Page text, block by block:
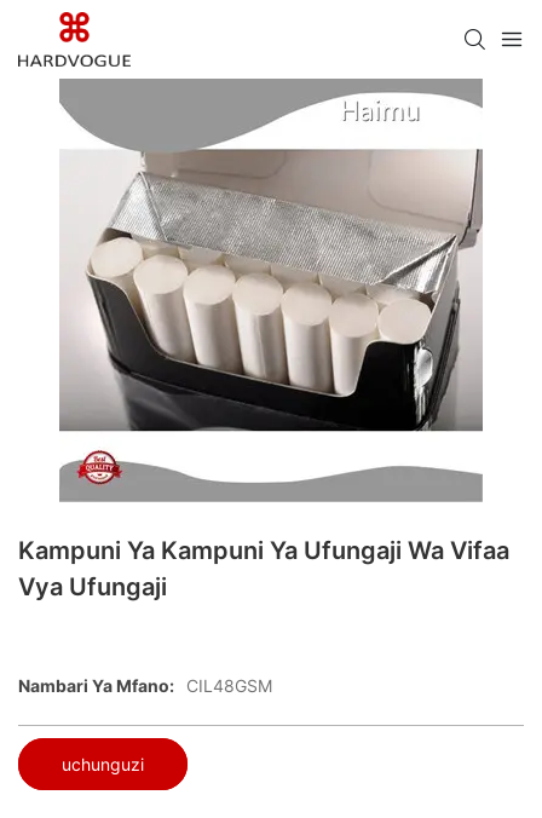
Kampuni Ya Kampuni Ya Ufungaji Wa Vifaa
Vya Ufungaji
Nambari Ya Mfano: CIL48GSM
uchunguzi